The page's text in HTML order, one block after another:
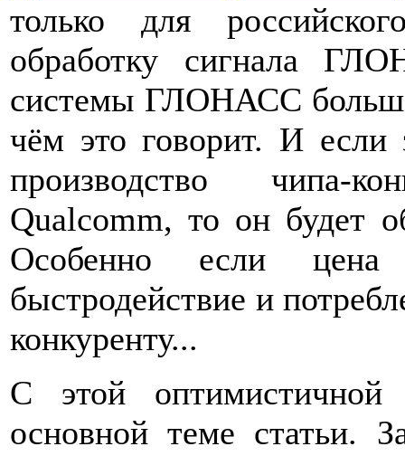
только для
обработку сигнала
системы ГЛОНАСС
чём это говорит. И
производство чипа-
Qualcomm, то он будет
Особенно если цена
быстродействие и
конкуренту...
С этой
основной теме статьи.